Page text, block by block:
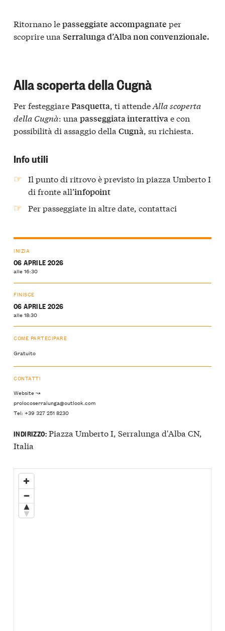
Ritornano lepasseggiate accompagnate per
scoprire una Serralunga d’Alba non convenzionale.
Alla scoperta della Cugnà
Per festeggiarePasquetta , ti attende Alla scoperta
della Cugnà: una passeggiata interattiva e con
possibilità di assaggio della Cugnà , su richiesta.
Info utili
Il punto di ritrovo è previsto in piazza Umberto I
di fronte all’infopoint
Per passeggiate in altre date, contattaci
INIZIA
06 APRILE 2026
alle 16:30
FINISCE
06 APRILE 2026
alle 18:30
COME PARTECIPARE
Gratuito
CONTATTI
Website ↝
prolocoserralunga@outlook.com
Tel: +39 327 251 8230
INDIRIZZO:Piazza Umberto I, Serralunga d'Alba CN,
Italia